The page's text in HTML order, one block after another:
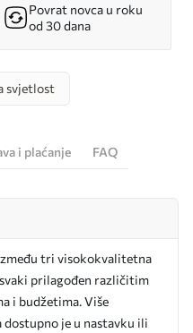
Povrat novca u roku
od 30 dana
svjetlost
i plaćanje FAQ
tri visokokvalitetna
prilagođen različitim
i budžetima. Više
je u nastavku ili